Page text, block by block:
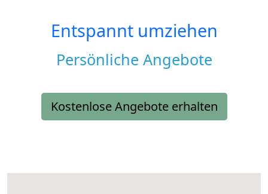
Entspannt umziehen
Persönliche Angebote
Kostenlose Angebote erhalten